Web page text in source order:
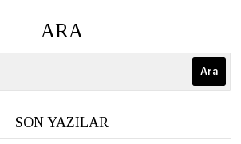
ARA
Ara
SON YAZILAR